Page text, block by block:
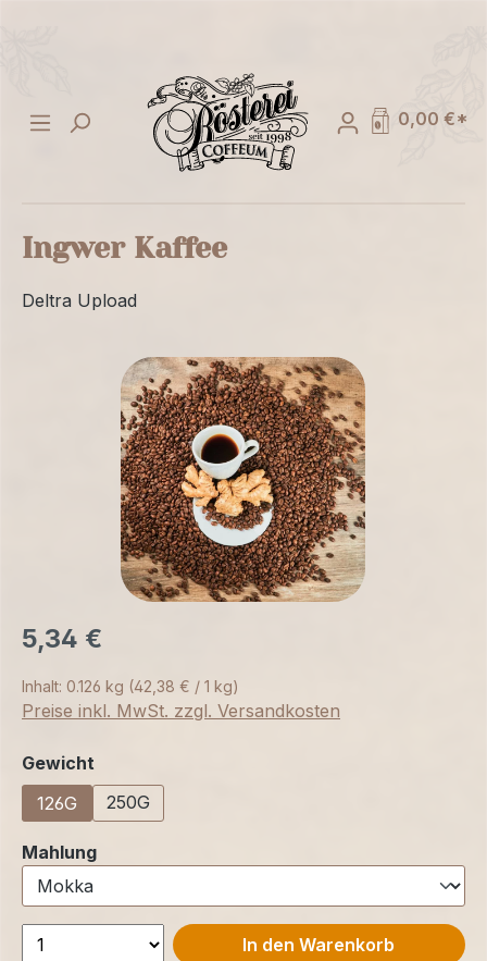
0,00 €*
Ingwer Kaffee
Deltra Upload
5,34 €
Inhalt: 0.126 kg (42,38 € / 1 kg)
Preise inkl. MwSt. zzgl. Versandkosten
Gewicht
126G
250G
Mahlungauswählen
In den Warenkorb